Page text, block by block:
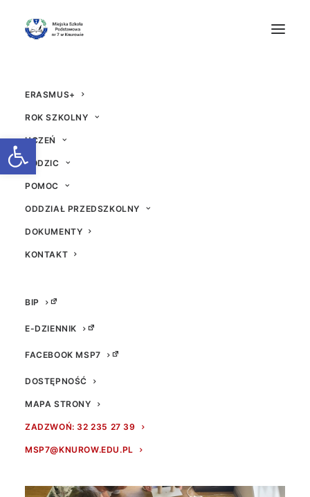
Otwórz pasek narzędzi
ERASMUS+
ROK SZKOLNY
UCZEŃ
RODZIC
POMOC
ODDZIAŁ PRZEDSZKOLNY
DOKUMENTY
KONTAKT
BIP
E-DZIENNIK
FACEBOOK MSP7
DOSTĘPNOŚĆ
MAPA STRONY
ZADZWOŃ: 32 235 27 39
MSP7@KNUROW.EDU.PL
Pierwsza praca techni
czna po wakacjach